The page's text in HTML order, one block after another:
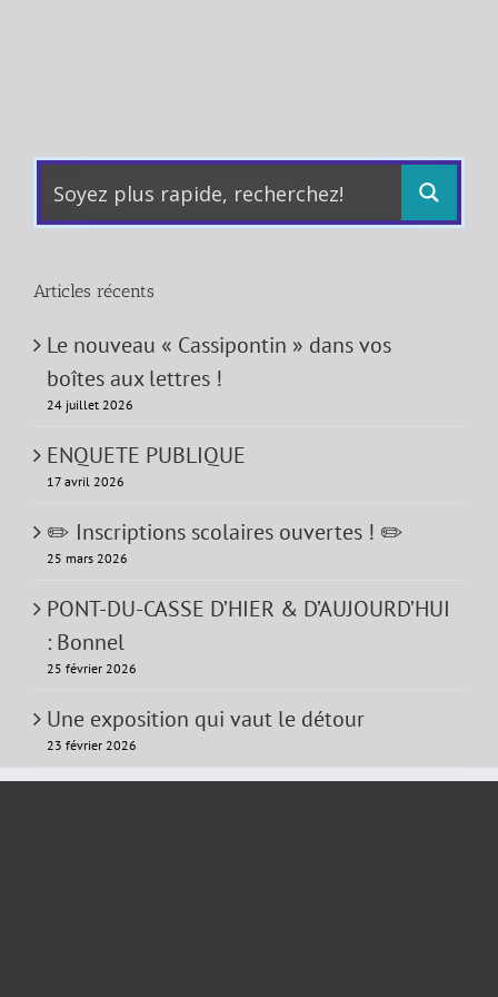
Articles récents
Le nouveau « Cassipontin » dans vos
boîtes aux lettres !
24 juillet 2026
ENQUETE PUBLIQUE
17 avril 2026
✏️ Inscriptions scolaires ouvertes ! ✏️
25 mars 2026
PONT-DU-CASSE D’HIER & D’AUJOURD’HUI
: Bonnel
25 février 2026
Une exposition qui vaut le détour
23 février 2026